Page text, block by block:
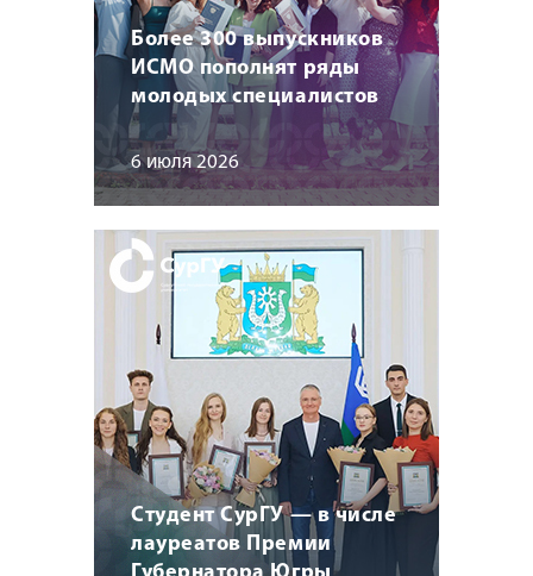
Более 300 выпускников
ИСМО пополнят ряды
молодых специалистов
6 июля 2026
Студент СурГУ — в числе
лауреатов Премии